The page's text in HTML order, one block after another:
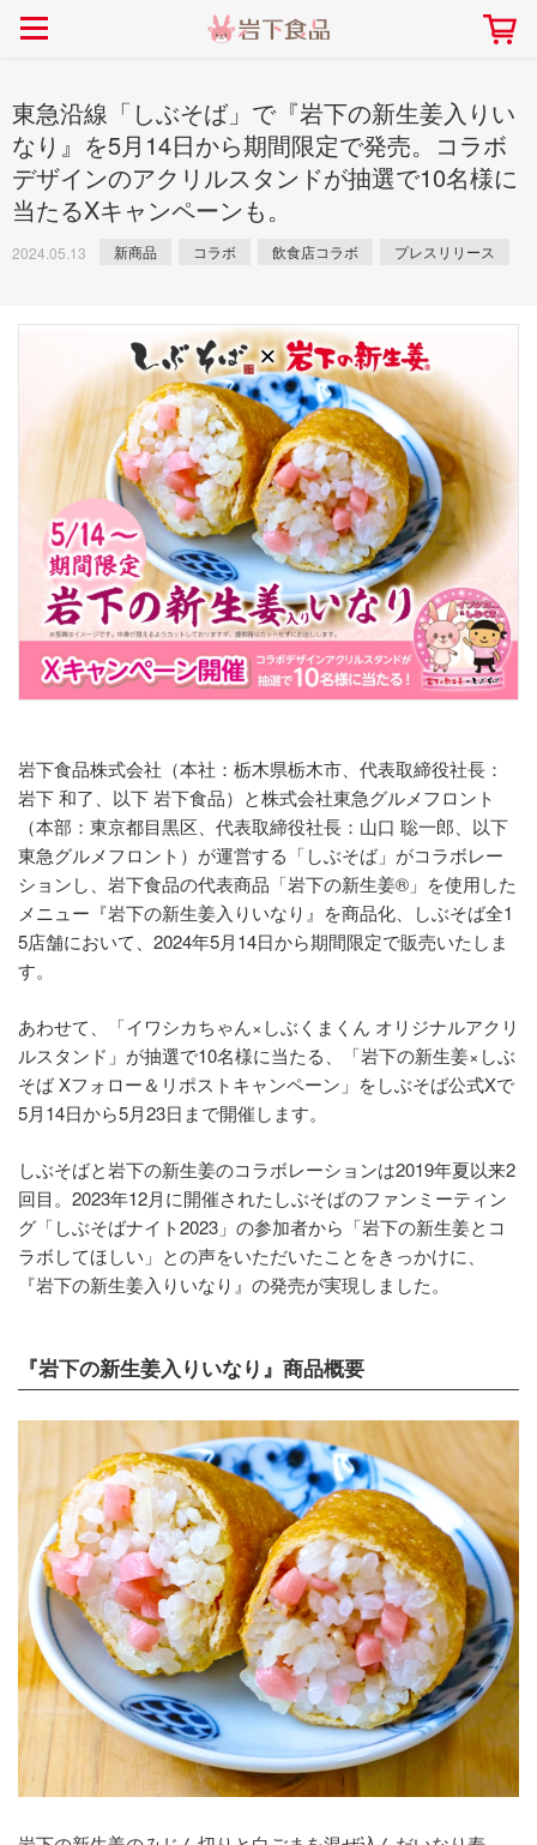
ごあいさつ 会社概要
採用情報 本社所在地
> 新商品
> イベント
> コラボ
> 飲食店コラボ
> イワシカちゃん
> オンラインショップ
> メディア掲載
> その他
ト「NEW GINGER SUMMER
> 生姜
> らっきょう
> オリーブ
> 梅
> らっきょうレシピ
> オリーブレシピ
> その他のレシピ
豚バラ肉のくるくる巻き～細巻
畑での取り組み 工場での取り組み
岩下の新生姜について 岩下のらっきょうにつ
岩下の新生姜ミュージアム
しょうがを食べてお悩
岩下の新生姜万年筆インク 書く描くコンテ
岩下の新生姜Sing＆
～ニュージンジャーイ
東急沿線「しぶそば」で『岩下の新生姜入りい
なり』を5月14日から期間限定で発売。コラボ
デザインのアクリルスタンドが抽選で10名様に
当たるXキャンペーンも。
2024.05.13 新商品 コラボ 飲食店コラボ プレスリリース
岩下食品株式会社（本社：栃木県栃木市、代表取締役社長：
岩下 和了、以下 岩下食品）と株式会社東急グルメフロント
（本部：東京都目黒区、代表取締役社長：山口 聡一郎、以下
東急グルメフロント）が運営する「しぶそば」がコラボレー
ションし、岩下食品の代表商品「岩下の新生姜®」を使用した
メニュー『岩下の新生姜入りいなり』を商品化、しぶそば全1
5店舗において、2024年5月14日から期間限定で販売いたしま
す。
あわせて、「イワシカちゃん×しぶくまくん オリジナルアクリ
ルスタンド」が抽選で10名様に当たる、「岩下の新生姜×しぶ
そば Xフォロー＆リポストキャンペーン」をしぶそば公式Xで
5月14日から5月23日まで開催します。
しぶそばと岩下の新生姜のコラボレーションは2019年夏以来2
回目。2023年12月に開催されたしぶそばのファンミーティン
グ「しぶそばナイト2023」の参加者から「岩下の新生姜とコ
ラボしてほしい」との声をいただいたことをきっかけに、
『岩下の新生姜入りいなり』の発売が実現しました。
『岩下の新生姜入りいなり』商品概要